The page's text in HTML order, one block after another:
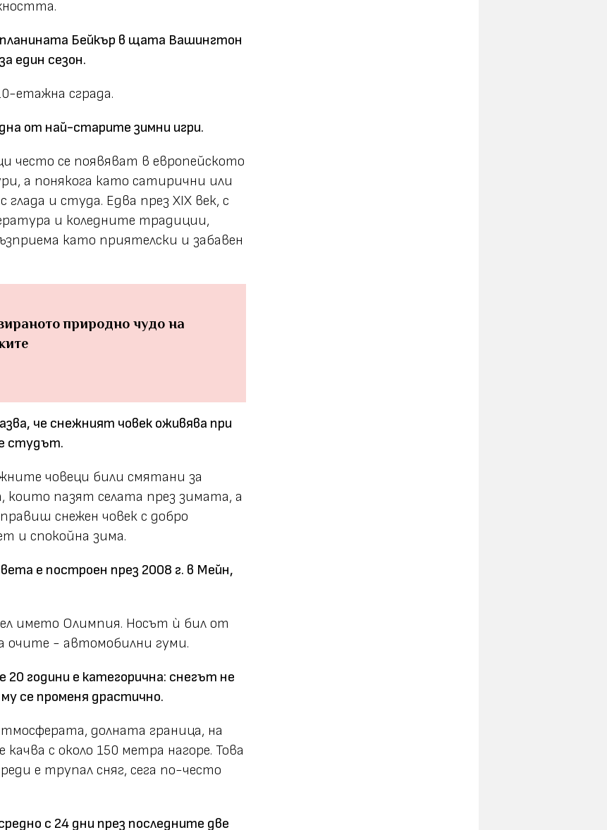
Бейкър в щата Вашингтон
един сезон.
етажна сграда.
от най-старите зимни игри.
често се появяват в европейското
а понякога като сатирични или
и студа. Едва през XIX век, с
и коледните традиции,
като приятелски и забавен
природно чудо на
че снежният човек оживява при
студът.
човеци били смятани за
пазят селата през зимата, а
снежен човек с добро
и спокойна зима.
е построен през 2008 г. в Мейн,
името Олимпия. Носът ѝ бил от
очите - автомобилни гуми.
години е категорична: снегът не
се променя драстично.
долната граница, на
с около 150 метра нагоре. Това
е трупал сняг, сега по-често
с 24 дни през последните две